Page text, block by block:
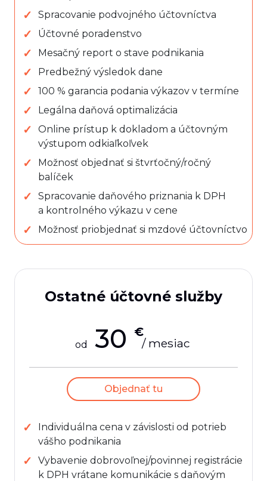
Spracovanie podvojného účtovníctva
Účtovné poradenstvo
Mesačný report o stave podnikania
Predbežný výsledok dane
100 % garancia podania výkazov v termíne
Legálna daňová optimalizácia
Online prístup k dokladom a účtovným
výstupom odkiaľkoľvek
Možnosť objednať si štvrťočný/ročný
balíček
Spracovanie daňového priznania k DPH
a kontrolného výkazu v cene
Možnosť priobjednať si mzdové účtovníctvo
Ostatné účtovné služby
od 30 €
/ mesiac
Objednať tu
Individuálna cena v závislosti od potrieb
vášho podnikania
Vybavenie dobrovoľnej/povinnej registrácie
k DPH vrátane komunikácie s daňovým